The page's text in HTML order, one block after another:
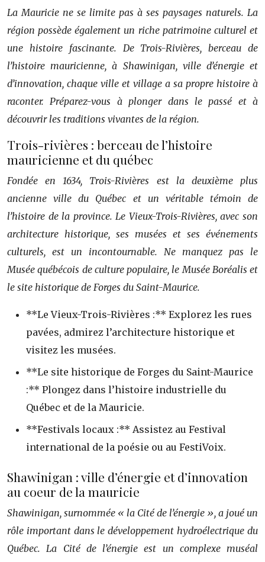
La Mauricie ne se limite pas à ses paysages naturels. La
région possède également un riche patrimoine culturel et
une histoire fascinante. De Trois-Rivières, berceau de
l’histoire mauricienne, à Shawinigan, ville d’énergie et
d’innovation, chaque ville et village a sa propre histoire à
raconter. Préparez-vous à plonger dans le passé et à
découvrir les traditions vivantes de la région.
Trois-rivières : berceau de l’histoire
mauricienne et du québec
Fondée en 1634, Trois-Rivières est la deuxième plus
ancienne ville du Québec et un véritable témoin de
l’histoire de la province. Le Vieux-Trois-Rivières, avec son
architecture historique, ses musées et ses événements
culturels, est un incontournable. Ne manquez pas le
Musée québécois de culture populaire, le Musée Boréalis et
le site historique de Forges du Saint-Maurice.
**Le Vieux-Trois-Rivières :** Explorez les rues
pavées, admirez l’architecture historique et
visitez les musées.
**Le site historique de Forges du Saint-Maurice
:** Plongez dans l’histoire industrielle du
Québec et de la Mauricie.
**Festivals locaux :** Assistez au Festival
international de la poésie ou au FestiVoix.
Shawinigan : ville d’énergie et d’innovation
au coeur de la mauricie
Shawinigan, surnommée « la Cité de l’énergie », a joué un
rôle important dans le développement hydroélectrique du
Québec. La Cité de l’énergie est un complexe muséal